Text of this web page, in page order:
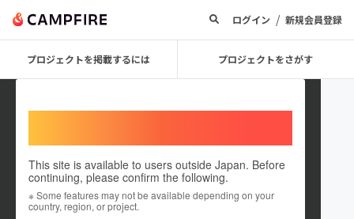
ログイン / 新規会員登録
プロジェクトを掲載するには プロジェクトをさがす
This site is available to users outside Japan. Before
continuing, please confirm the following.
※ Some features may not be available depending on your
country, region, or project.
sodowang